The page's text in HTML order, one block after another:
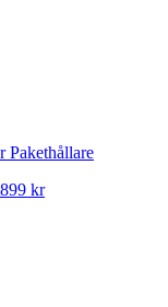
Pakethållare
899 kr